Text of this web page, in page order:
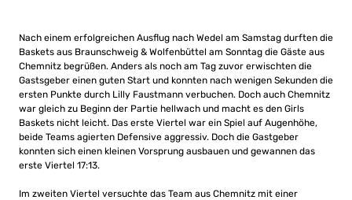
Nach einem erfolgreichen Ausflug nach Wedel am Samstag durften die
Baskets aus Braunschweig & Wolfenbüttel am Sonntag die Gäste aus
Chemnitz begrüßen. Anders als noch am Tag zuvor erwischten die
Gastsgeber einen guten Start und konnten nach wenigen Sekunden die
ersten Punkte durch Lilly Faustmann verbuchen. Doch auch Chemnitz
war gleich zu Beginn der Partie hellwach und macht es den Girls
Baskets nicht leicht. Das erste Viertel war ein Spiel auf Augenhöhe,
beide Teams agierten Defensive aggressiv. Doch die Gastgeber
konnten sich einen kleinen Vorsprung ausbauen und gewannen das
erste Viertel 17:13.
Im zweiten Viertel versuchte das Team aus Chemnitz mit einer